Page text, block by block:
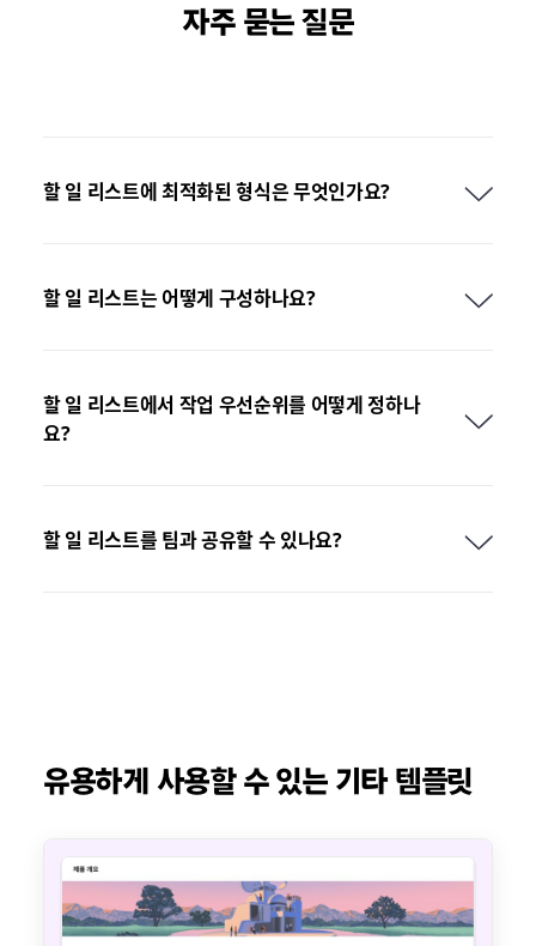
자주 묻는 질문
할 일 리스트에 최적화된 형식은 무엇인가요?
할 일 리스트는 어떻게 구성하나요?
할 일 리스트에서 작업 우선순위를 어떻게 정하나
요?
할 일 리스트를 팀과 공유할 수 있나요?
유용하게 사용할 수 있는 기타 템플릿